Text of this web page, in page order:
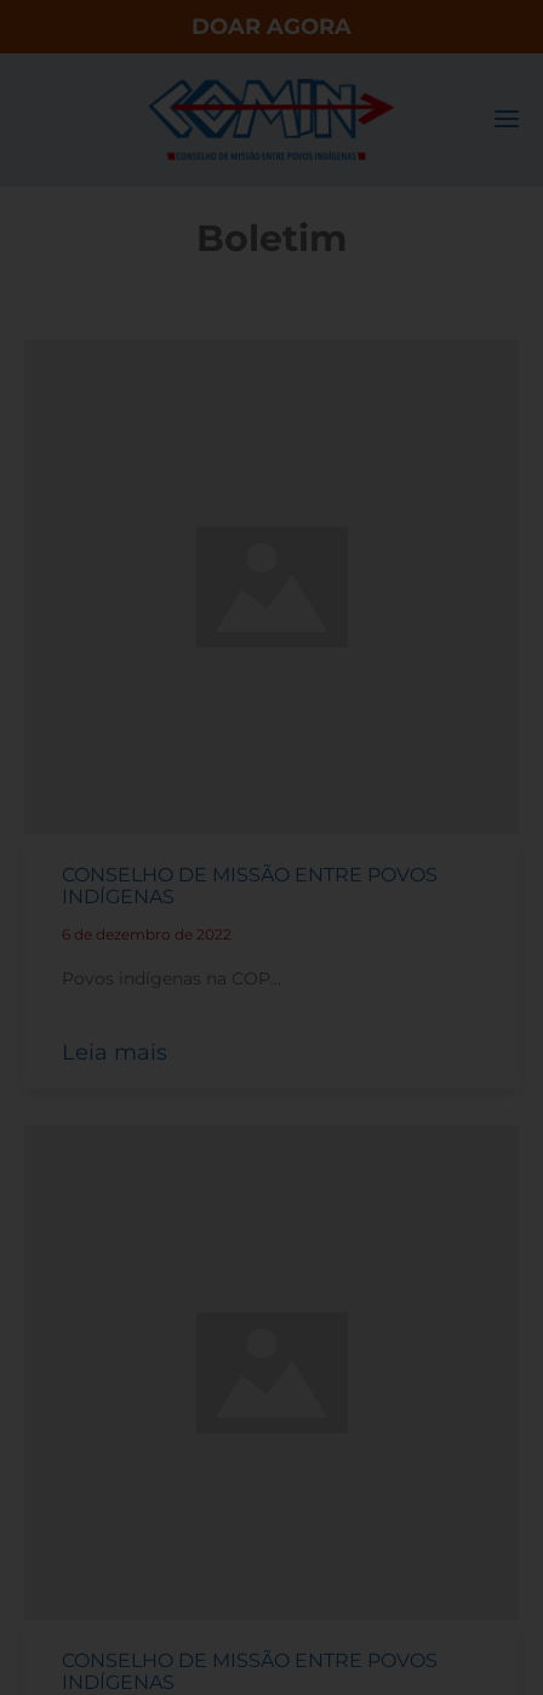
DOAR AGORA
Boletim
CONSELHO DE MISSÃO ENTRE POVOS
INDÍGENAS
6 de dezembro de 2022
Povos indígenas na COP…
Leia mais
CONSELHO DE MISSÃO ENTRE POVOS
INDÍGENAS